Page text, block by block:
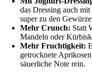
das Dressing auch
super zu den
Mehr Crunch: Statt
Mandeln oder
Mehr Fruchtigkeit:
getrocknete
säuerliche Note rein.